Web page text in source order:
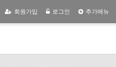
회원가입 로그인 추가메뉴